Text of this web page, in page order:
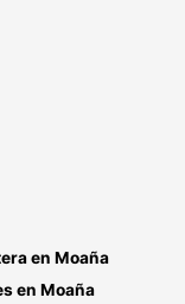
en Moaña
en Moaña